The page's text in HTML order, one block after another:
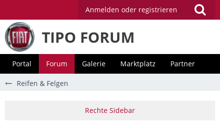
Anmelden oder registrieren
TIPO FORUM
Portal Forum Galerie Marktplatz Partner
Reifen & Felgen